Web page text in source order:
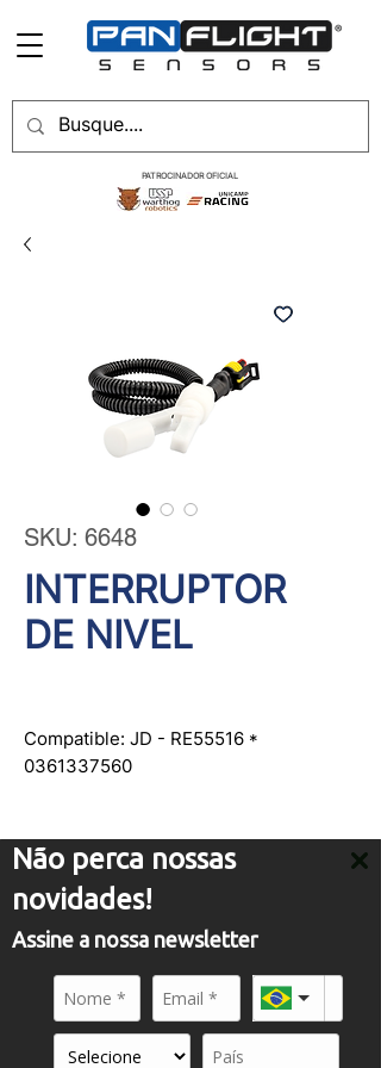
Não perca nossas
novidades!
Assine a nossa newsletter
PATROCINADOR OFICIAL
SKU: 6648
INTERRUPTOR
DE NIVEL
Compatible: JD - RE55516 *
0361337560
ATENDIMENTO
+55 (19) 3437-2010
+55 (19) 97155-8740